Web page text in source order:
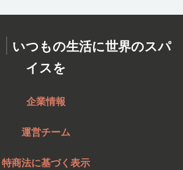
| いつもの生活に世界のスパ
イスを
企業情報
運営チーム
特商法に基づく表示